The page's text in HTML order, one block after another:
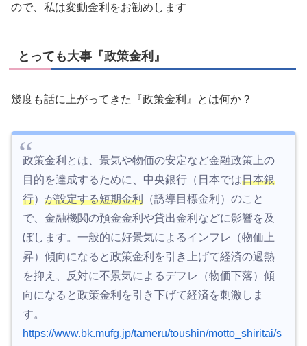
ので、私は変動金利をお勧めします
とっても大事『政策金利』
幾度も話に上がってきた『政策金利』とは何か？
政策金利とは、景気や物価の安定など金融政策上の
目的を達成するために、中央銀行（日本では日本銀
行） が設定する短期金利 （誘導目標金利）のこと
で、金融機関の預金金利や貸出金利などに影響を及
ぼします。一般的に好景気によるインフレ（物価上
昇）傾向になると政策金利を引き上げて経済の過熱
を抑え、反対に不景気によるデフレ（物価下落）傾
向になると政策金利を引き下げて経済を刺激しま
す。
https://www.bk.mufg.jp/tameru/toushin/motto_shiritai/s